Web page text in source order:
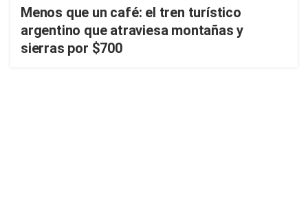
Menos que un café: el tren turístico
argentino que atraviesa montañas y
sierras por $700